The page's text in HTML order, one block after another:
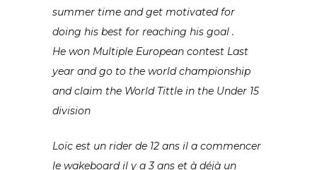
summer time and get motivated for
doing his best for reaching his goal .
He won Multiple European contest Last
year and go to the world championship
and claim the World Tittle in the Under 15
division
Loïc est un rider de 12 ans il a commencer
le wakeboard il y a 3 ans et à déjà un